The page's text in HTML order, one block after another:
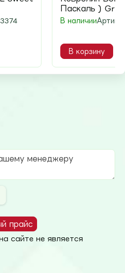
Паскаль ) Grey
В наличии
В корзину
прайс
сайте не является